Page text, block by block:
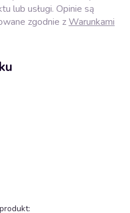
lub usługi. Opinie są
zgodnie zWarunkami
: